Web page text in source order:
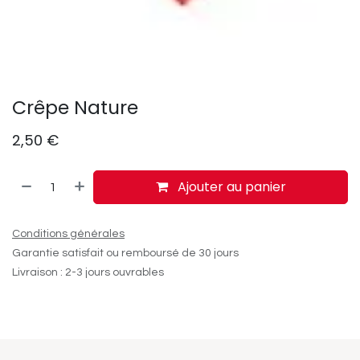
Crêpe Nature
2,50 €
Ajouter au panier
Conditions générales
Garantie satisfait ou remboursé de 30 jours
Livraison : 2-3 jours ouvrables